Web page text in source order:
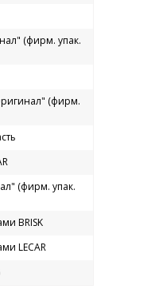
(фирм. упак.
(фирм.
(фирм. упак.
BRISK
LECAR